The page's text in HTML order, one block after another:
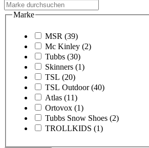
Marke
MSR (39)
Mc Kinley (2)
Tubbs (30)
Skinners (1)
TSL (20)
TSL Outdoor (40)
Atlas (11)
Ortovox (1)
Tubbs Snow Shoes (2)
TROLLKIDS (1)